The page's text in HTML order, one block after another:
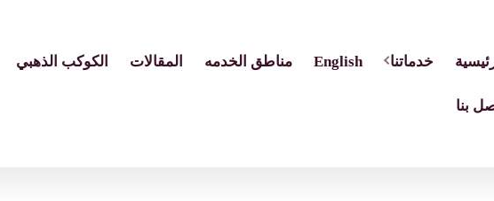
خدماتنا English مناطق الخدمه المقالات الكوكب الذهبي
بنا